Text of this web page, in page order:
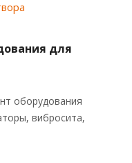
для
оборудования
вибросита,